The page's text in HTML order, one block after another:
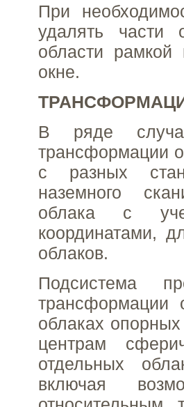
При
удалять части
области
окне.
В ряде
трансформации
с разных
наземного
облака с
координатами,
облаков.
Подсистема
трансформации
облаках
центрам
отдельных
включая